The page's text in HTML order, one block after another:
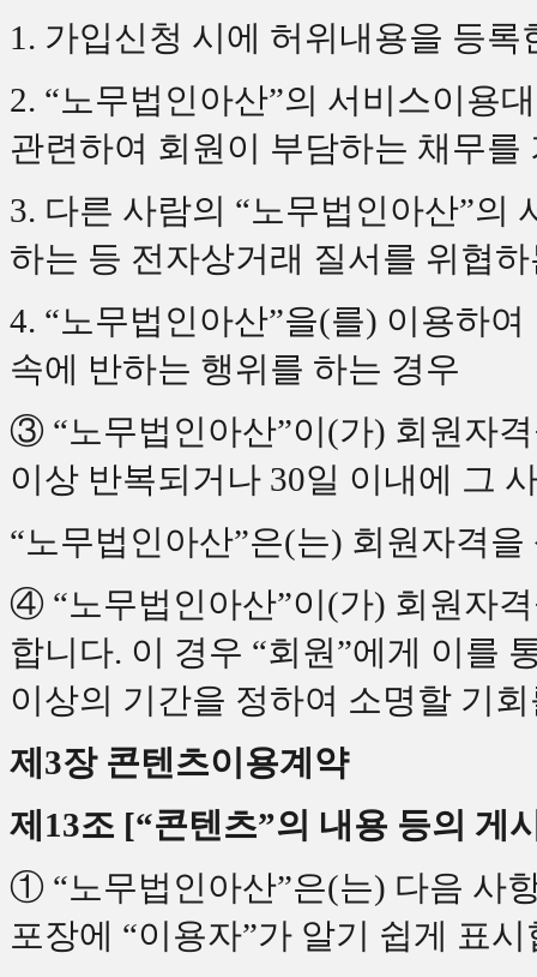
1. 가입신청 시에 허위내용을 등록
2. “노무법인아산”의 서비스이용
관련하여 회원이 부담하는 채무
3. 다른 사람의 “노무법인아산”의
하는 등 전자상거래 질서를 위협
4. “노무법인아산”을(를) 이용하
속에 반하는 행위를 하는 경우
③ “노무법인아산”이(가) 회원자
이상 반복되거나 30일 이내에 그
“노무법인아산”은(는) 회원자격
④ “노무법인아산”이(가) 회원자
합니다. 이 경우 “회원”에게 이를
이상의 기간을 정하여 소명할 기
제3장 콘텐츠이용계약
제13조 [“콘텐츠”의 내용 등의 게
① “노무법인아산”은(는) 다음 사
포장에 “이용자”가 알기 쉽게 표